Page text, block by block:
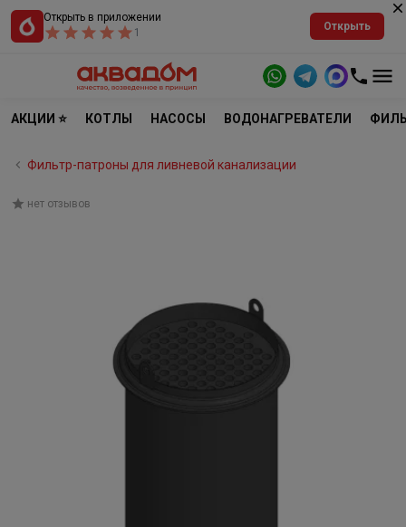
Открыть в приложении
1
Открыть
АКЦИИ ⭐ КОТЛЫ НАСОСЫ ВОДОНАГРЕВАТЕЛИ
Фильтр-патроны для ливневой канализации
нет отзывов